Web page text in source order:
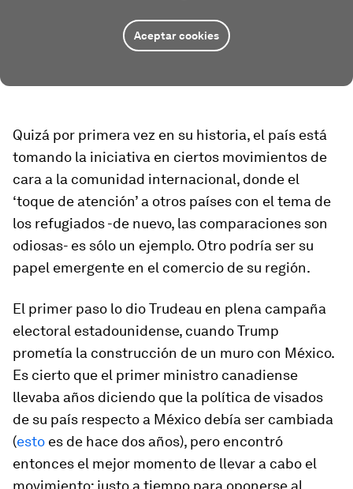
Aceptar cookies
Quizá por primera vez en su historia, el país está
tomando la iniciativa en ciertos movimientos de
cara a la comunidad internacional, donde el
‘toque de atención’ a otros países con el tema de
los refugiados -de nuevo, las comparaciones son
odiosas- es sólo un ejemplo. Otro podría ser su
papel emergente en el comercio de su región.
El primer paso lo dio Trudeau en plena campaña
electoral estadounidense, cuando Trump
prometía la construcción de un muro con México.
Es cierto que el primer ministro canadiense
llevaba años diciendo que la política de visados
de su país respecto a México debía ser cambiada
(esto es de hace dos años), pero encontró
entonces el mejor momento de llevar a cabo el